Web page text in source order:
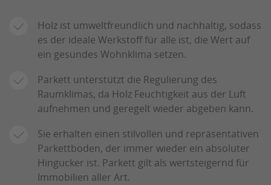
Holz ist umweltfreundlich und nachhaltig, sodass
es der ideale Werkstoff für alle ist, die Wert auf
ein gesundes Wohnklima setzen.
Parkett unterstützt die Regulierung des
Raumklimas, da Holz Feuchtigkeit aus der Luft
aufnehmen und geregelt wieder abgeben kann.
Sie erhalten einen stilvollen und repräsentativen
Parkettboden, der immer wieder ein absoluter
Hingucker ist. Parkett gilt als wertsteigernd für
Immobilien aller Art.